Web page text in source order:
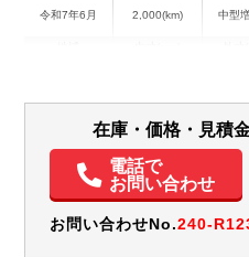
令和7年6月 2,000(km) 中型
装備
エアコン パワステ パワーウィンドウ
在庫・価格・見積
電話で
お問い合わせ
お問い合わせNo.240-